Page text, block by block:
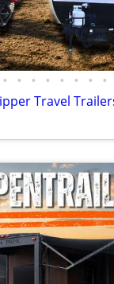
• • • • • • • •